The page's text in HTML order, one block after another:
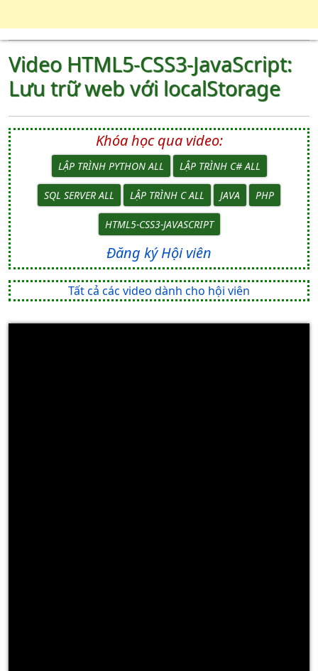
Video HTML5-CSS3-JavaScript:
Lưu trữ web với localStorage
Khóa học qua video:
LẬP TRÌNH PYTHON ALL LẬP TRÌNH C# ALL
SQL SERVER ALL LẬP TRÌNH C ALL JAVA PHP
HTML5-CSS3-JAVASCRIPT
Đăng ký Hội viên
Tất cả các video dành cho hội viên